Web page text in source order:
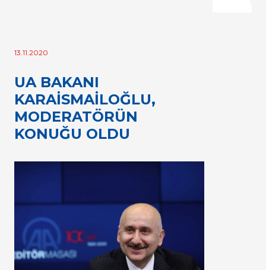
13.11.2020
UA BAKANI
KARAİSMAİLOĞLU,
MODERATÖRÜN
KONUĞU OLDU